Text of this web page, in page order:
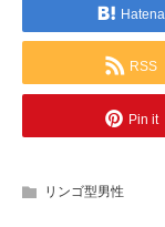
Hatena
RSS
Pin it
リンゴ型男性